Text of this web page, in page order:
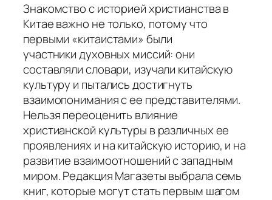
Знакомство с историей христианства в
Китае важно не только, потому что
первыми «китаистами» были
участники духовных миссий: они
составляли словари, изучали китайскую
культуру и пытались достигнуть
взаимопонимания с ее представителями.
Нельзя переоценить влияние
христианской культуры в различных ее
проявлениях и на китайскую историю, и на
развитие взаимоотношений с западным
миром. Редакция Магазеты выбрала семь
книг, которые могут стать первым шагом